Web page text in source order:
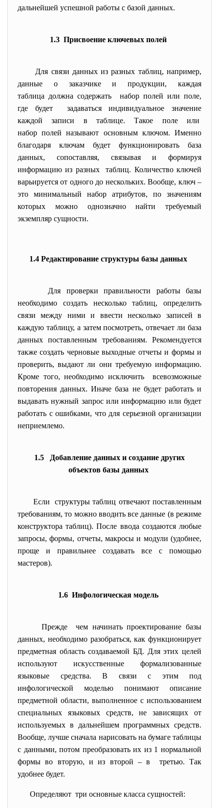
дальнейшей успешной работы с базой данных.
1.3 Присвоение ключевых полей
Для связи данных из разных таблиц, например,
данные о заказчике и продукции, каждая
таблица должна содержать набор полей или поле,
где будет задаваться индивидуальное значение
каждой записи в таблице. Такое поле или
набор полей называют основным ключом. Именно
благодаря ключам будет функционировать база
данных, сопоставляя, связывая и формируя
информацию из разных таблиц. Количество ключей
варьируется от одного до нескольких. Вообще, ключ –
это минимальный набор атрибутов, по значениям
которых можно однозначно найти требуемый
экземпляр сущности.
1.4 Редактирование структуры базы данных
Для проверки правильности работы базы
необходимо создать несколько таблиц, определить
связи между ними и ввести несколько записей в
каждую таблицу, а затем посмотреть, отвечает ли база
данных поставленным требованиям. Рекомендуется
также создать черновые выходные отчеты и формы и
проверить, выдают ли они требуемую информацию.
Кроме того, необходимо исключить всевозможные
повторения данных. Иначе база не будет работать и
выдавать нужный запрос или информацию или будет
работать с ошибками, что для серьезной организации
неприемлемо.
1.5 Добавление данных и создание других
объектов базы данных
Если структуры таблиц отвечают поставленным
требованиям, то можно вводить все данные (в режиме
конструктора таблиц). После ввода создаются любые
запросы, формы, отчеты, макросы и модули (удобнее,
проще и правильнее создавать все с помощью
мастеров).
1.6 Инфологическая модель
Прежде чем начинать проектирование базы
данных, необходимо разобраться, как функционирует
предметная область создаваемой БД. Для этих целей
используют искусственные формализованные
языковые средства. В связи с этим под
инфологической моделью понимают описание
предметной области, выполненное с использованием
специальных языковых средств, не зависящих от
используемых в дальнейшем программных средств.
Вообще, лучше сначала нарисовать на бумаге таблицы
с данными, потом преобразовать их из 1 нормальной
формы во вторую, и из второй – в третью. Так
удобнее будет.
Определяют три основные класса сущностей: